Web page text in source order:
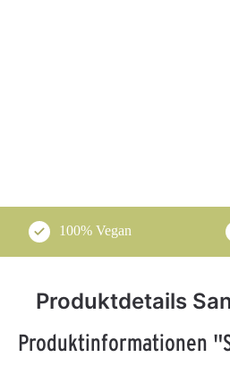
100% Vegan
Produktdetails
Produktinformationen